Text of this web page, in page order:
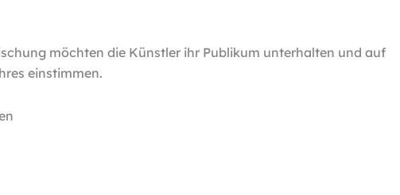
möchten die Künstler ihr Publikum unterhalten und auf
einstimmen.